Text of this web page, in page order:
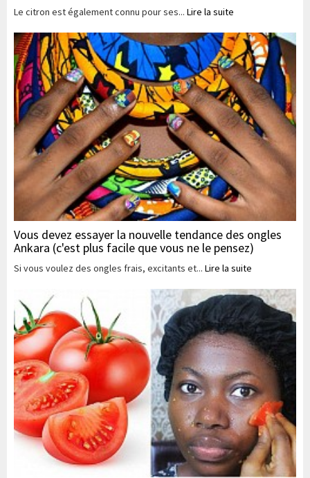
Le citron est également connu pour ses... Lire la suite
Vous devez essayer la nouvelle tendance des ongles
Ankara (c'est plus facile que vous ne le pensez)
Si vous voulez des ongles frais, excitants et... Lire la suite